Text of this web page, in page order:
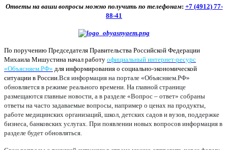
Ответы на ваши вопросы можно получить по телефонам: +7 (4912) 77-
88-41
По поручению Председателя Правительства Российской Федерации
Михаила Мишустина начал работу официальный интернет-ресурс
«Объясняем.РФ» для информирования о социально-экономической
ситуации в России. Вся информация на портале «Объясняем.РФ»
обновляется в режиме реального времени. На главной странице
размещаются главные новости, а в разделе «Вопрос – ответ» собраны
ответы на часто задаваемые вопросы, например о ценах на продукты,
работе медицинских организаций, школ, детских садов и вузов, поддержке
бизнеса, банковских услугах. При появлении новых вопросов информация в
разделе будет обновляться.